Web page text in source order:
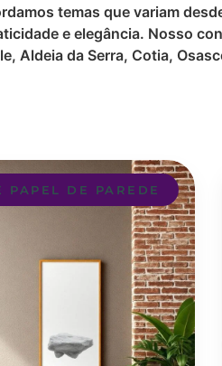
e elegância. Nosso
Aldeia da Serra, Cotia,
PAPEL DE PAREDE